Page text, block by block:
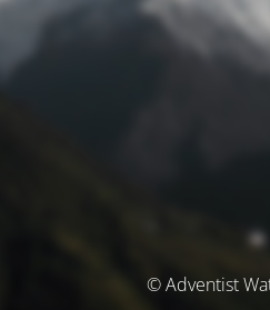
© Adventist